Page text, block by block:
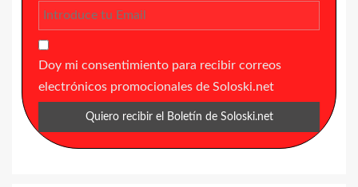
Doy mi consentimiento para recibir correos
electrónicos promocionales de Soloski.net